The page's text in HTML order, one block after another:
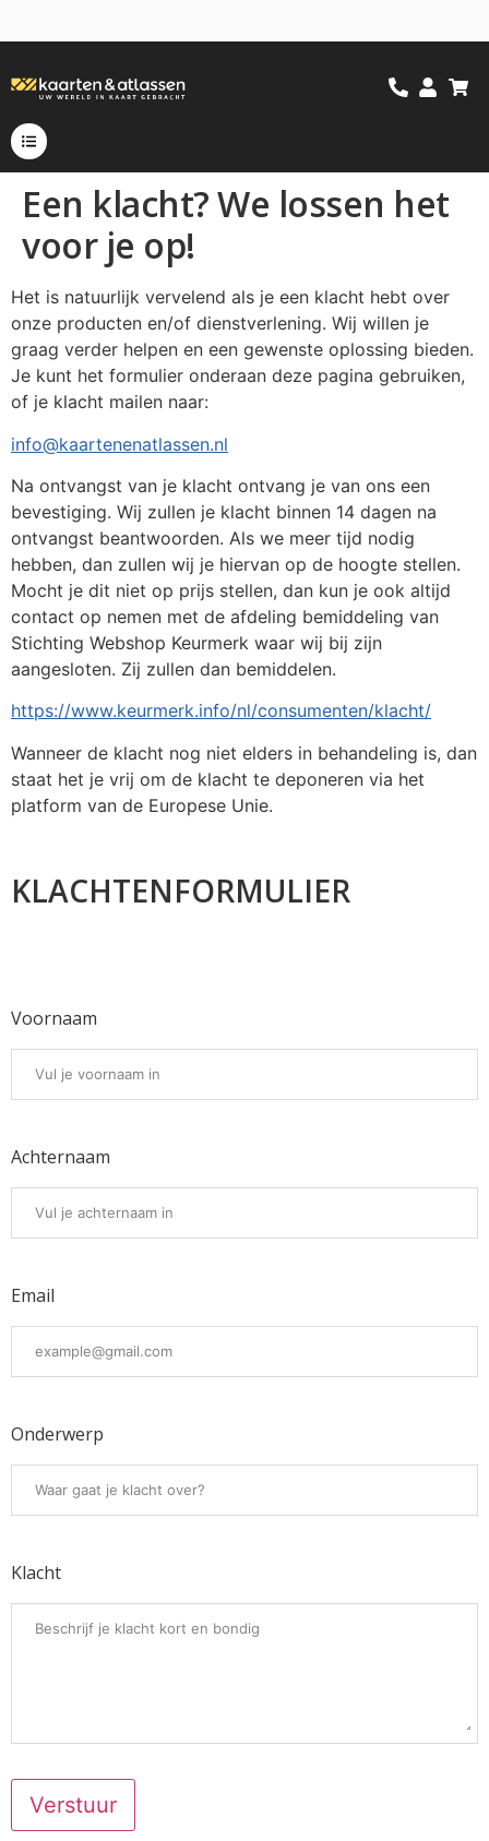
Een klacht? We lossen het
voor je op!
Het is natuurlijk vervelend als je een klacht hebt over
onze producten en/of dienstverlening. Wij willen je
graag verder helpen en een gewenste oplossing bieden.
Je kunt het formulier onderaan deze pagina gebruiken,
of je klacht mailen naar:
info@kaartenenatlassen.nl
Na ontvangst van je klacht ontvang je van ons een
bevestiging. Wij zullen je klacht binnen 14 dagen na
ontvangst beantwoorden. Als we meer tijd nodig
hebben, dan zullen wij je hiervan op de hoogte stellen.
Mocht je dit niet op prijs stellen, dan kun je ook altijd
contact op nemen met de afdeling bemiddeling van
Stichting Webshop Keurmerk waar wij bij zijn
aangesloten. Zij zullen dan bemiddelen.
https://www.keurmerk.info/nl/consumenten/klacht/
Wanneer de klacht nog niet elders in behandeling is, dan
staat het je vrij om de klacht te deponeren via het
platform van de Europese Unie.
KLACHTENFORMULIER
Voornaam
Achternaam
Email
Onderwerp
Klacht
Verstuur